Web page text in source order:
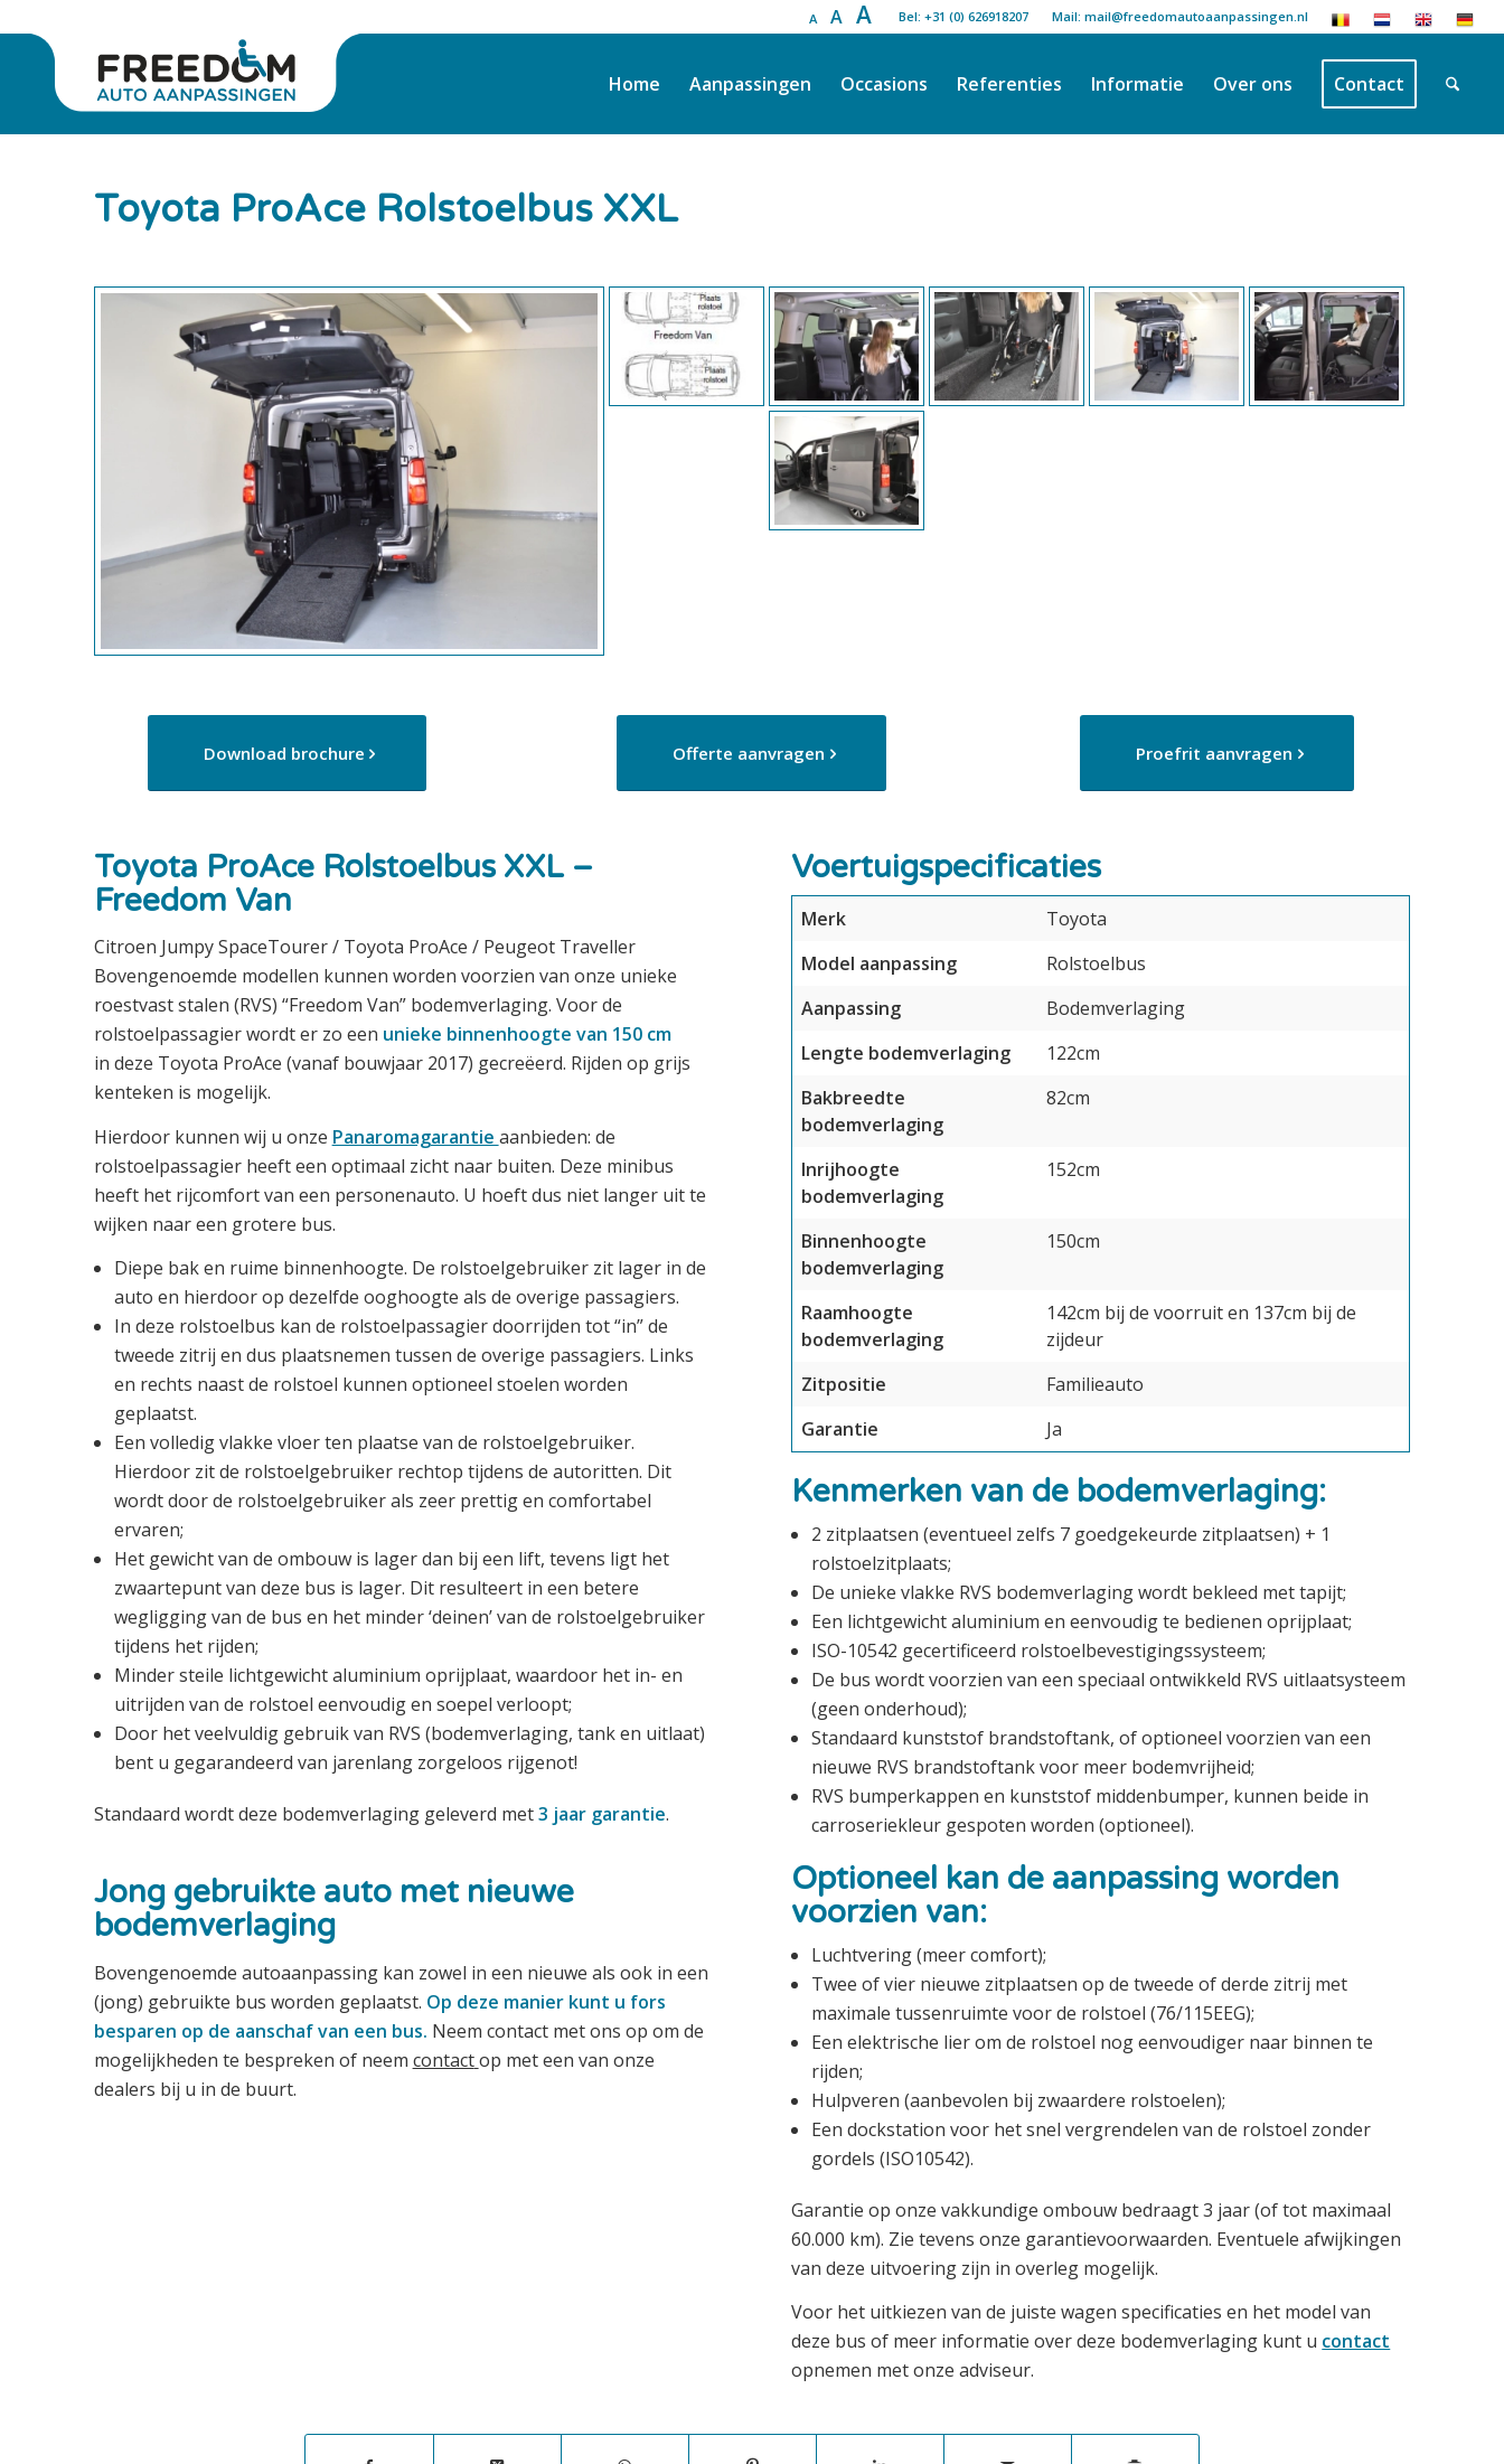
Bel: +31 (0) 626918207 Mail: mail@freedomautoaanpassingen.nl
A A A
Home Aanpassingen Occasions Referenties Informatie Over ons Contact
Toyota ProAce Rolstoelbus XXL
Download brochure Offerte aanvragen Proefrit aanvragen
Toyota ProAce Rolstoelbus XXL –
Freedom Van
Citroen Jumpy SpaceTourer / Toyota ProAce / Peugeot Traveller
Bovengenoemde modellen kunnen worden voorzien van onze unieke
roestvast stalen (RVS) “Freedom Van” bodemverlaging. Voor de
rolstoelpassagier wordt er zo een unieke binnenhoogte van 150 cm
in deze Toyota ProAce (vanaf bouwjaar 2017) gecreëerd. Rijden op grijs
kenteken is mogelijk.
Hierdoor kunnen wij u onze Panaromagarantie aanbieden: de
rolstoelpassagier heeft een optimaal zicht naar buiten. Deze minibus
heeft het rijcomfort van een personenauto. U hoeft dus niet langer uit te
wijken naar een grotere bus.
Diepe bak en ruime binnenhoogte. De rolstoelgebruiker zit lager in de
auto en hierdoor op dezelfde ooghoogte als de overige passagiers.
In deze rolstoelbus kan de rolstoelpassagier doorrijden tot “in” de
tweede zitrij en dus plaatsnemen tussen de overige passagiers. Links
en rechts naast de rolstoel kunnen optioneel stoelen worden
geplaatst.
Een volledig vlakke vloer ten plaatse van de rolstoelgebruiker.
Hierdoor zit de rolstoelgebruiker rechtop tijdens de autoritten. Dit
wordt door de rolstoelgebruiker als zeer prettig en comfortabel
ervaren;
Het gewicht van de ombouw is lager dan bij een lift, tevens ligt het
zwaartepunt van deze bus is lager. Dit resulteert in een betere
wegligging van de bus en het minder ‘deinen’ van de rolstoelgebruiker
tijdens het rijden;
Minder steile lichtgewicht aluminium oprijplaat, waardoor het in- en
uitrijden van de rolstoel eenvoudig en soepel verloopt;
Door het veelvuldig gebruik van RVS (bodemverlaging, tank en uitlaat)
bent u gegarandeerd van jarenlang zorgeloos rijgenot!
Standaard wordt deze bodemverlaging geleverd met3 jaar garantie.
Jong gebruikte auto met nieuwe
bodemverlaging
Bovengenoemde autoaanpassing kan zowel in een nieuwe als ook in een
(jong) gebruikte bus worden geplaatst. Op deze manier kunt u fors
besparen op de aanschaf van een bus. Neem contact met ons op om de
mogelijkheden te bespreken of neem contact op met een van onze
dealers bij u in de buurt.
Voertuigspecificaties
Merk
Toyota
Model aanpassing
Rolstoelbus
Aanpassing
Bodemverlaging
Lengte bodemverlaging
122cm
Bakbreedte
bodemverlaging
82cm
Inrijhoogte
bodemverlaging
152cm
Binnenhoogte
bodemverlaging
150cm
Raamhoogte
bodemverlaging
142cm bij de voorruit en 137cm bij de
zijdeur
Zitpositie
Familieauto
Garantie
Ja
Kenmerken van de bodemverlaging:
2 zitplaatsen (eventueel zelfs 7 goedgekeurde zitplaatsen) + 1
rolstoelzitplaats;
De unieke vlakke RVS bodemverlaging wordt bekleed met tapijt;
Een lichtgewicht aluminium en eenvoudig te bedienen oprijplaat;
ISO-10542 gecertificeerd rolstoelbevestigingssysteem;
De bus wordt voorzien van een speciaal ontwikkeld RVS uitlaatsysteem
(geen onderhoud);
Standaard kunststof brandstoftank, of optioneel voorzien van een
nieuwe RVS brandstoftank voor meer bodemvrijheid;
RVS bumperkappen en kunststof middenbumper, kunnen beide in
carroseriekleur gespoten worden (optioneel).
Optioneel kan de aanpassing worden
voorzien van:
Luchtvering (meer comfort);
Twee of vier nieuwe zitplaatsen op de tweede of derde zitrij met
maximale tussenruimte voor de rolstoel (76/115EEG);
Een elektrische lier om de rolstoel nog eenvoudiger naar binnen te
rijden;
Hulpveren (aanbevolen bij zwaardere rolstoelen);
Een dockstation voor het snel vergrendelen van de rolstoel zonder
gordels (ISO10542).
Garantie op onze vakkundige ombouw bedraagt 3 jaar (of tot maximaal
60.000 km). Zie tevens onze garantievoorwaarden. Eventuele afwijkingen
van deze uitvoering zijn in overleg mogelijk.
Voor het uitkiezen van de juiste wagen specificaties en het model van
deze bus of meer informatie over deze bodemverlaging kunt u contact
opnemen met onze adviseur.